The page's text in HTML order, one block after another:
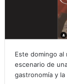
Este domingo al
escenario de
gastronomía y